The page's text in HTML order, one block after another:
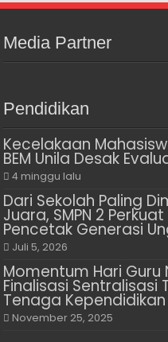
Media Partner
Pendidikan
Kecelakaan
BEM Unila Desak
4 minggu lalu
Dari Sekolah Paling
Juara, SMPN 2
Pencetak Generasi
Juli 5, 2026
Momentum Hari Guru
Finalisasi Sentralisasi
Tenaga Kependidikan
November 25, 2025